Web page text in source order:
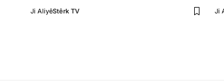
Ji AliyêStêrk TV Ji